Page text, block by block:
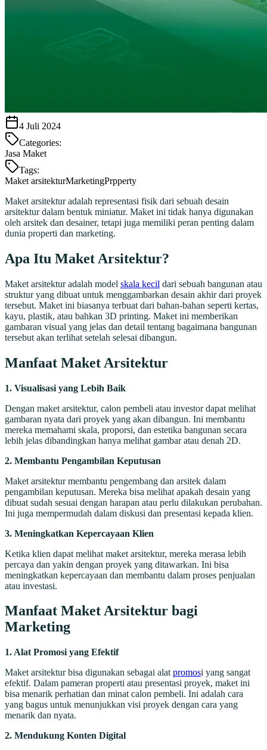
4 Juli 2024
Categories:
Jasa Maket
Tags:
Maket arsitekturMarketingPrpperty
Maket arsitektur adalah representasi fisik dari sebuah desain
arsitektur dalam bentuk miniatur. Maket ini tidak hanya digunakan
oleh arsitek dan desainer, tetapi juga memiliki peran penting dalam
dunia properti dan marketing.
Apa Itu Maket Arsitektur?
Maket arsitektur adalah model skala kecil dari sebuah bangunan atau
struktur yang dibuat untuk menggambarkan desain akhir dari proyek
tersebut. Maket ini biasanya terbuat dari bahan-bahan seperti kertas,
kayu, plastik, atau bahkan 3D printing. Maket ini memberikan
gambaran visual yang jelas dan detail tentang bagaimana bangunan
tersebut akan terlihat setelah selesai dibangun.
Manfaat Maket Arsitektur
1. Visualisasi yang Lebih Baik
Dengan maket arsitektur, calon pembeli atau investor dapat melihat
gambaran nyata dari proyek yang akan dibangun. Ini membantu
mereka memahami skala, proporsi, dan estetika bangunan secara
lebih jelas dibandingkan hanya melihat gambar atau denah 2D.
2. Membantu Pengambilan Keputusan
Maket arsitektur membantu pengembang dan arsitek dalam
pengambilan keputusan. Mereka bisa melihat apakah desain yang
dibuat sudah sesuai dengan harapan atau perlu dilakukan perubahan.
Ini juga mempermudah dalam diskusi dan presentasi kepada klien.
3. Meningkatkan Kepercayaan Klien
Ketika klien dapat melihat maket arsitektur, mereka merasa lebih
percaya dan yakin dengan proyek yang ditawarkan. Ini bisa
meningkatkan kepercayaan dan membantu dalam proses penjualan
atau investasi.
Manfaat Maket Arsitektur bagi
Marketing
1. Alat Promosi yang Efektif
Maket arsitektur bisa digunakan sebagai alat promosi yang sangat
efektif. Dalam pameran properti atau presentasi proyek, maket ini
bisa menarik perhatian dan minat calon pembeli. Ini adalah cara
yang bagus untuk menunjukkan visi proyek dengan cara yang
menarik dan nyata.
2. Mendukung Konten Digital